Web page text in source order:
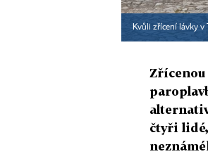
Kvůli zřícení lávky
čtyři